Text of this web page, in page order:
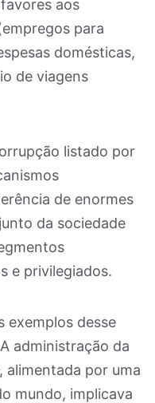
aos
para
domésticas,
de viagens
listado por
de enormes
da sociedade
e privilegiados.
exemplos desse
administração da
alimentada por uma
mundo, implicava